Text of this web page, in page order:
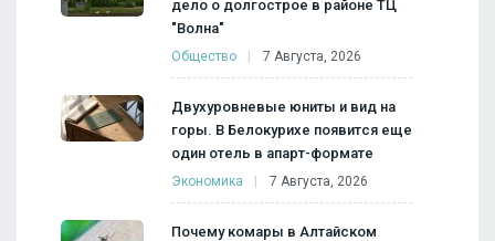
дело о долгострое в районе ТЦ
"Волна"
Общество 7 Августа, 2026
Двухуровневые юниты и вид на
горы. В Белокурихе появится еще
один отель в апарт-формате
Экономика 7 Августа, 2026
Почему комары в Алтайском